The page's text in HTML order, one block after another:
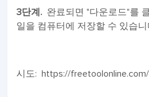
3단계. 완료되면 "다운로드"를
일을 컴퓨터에 저장할 수 있습니
시도: https://freetoolonline.com/